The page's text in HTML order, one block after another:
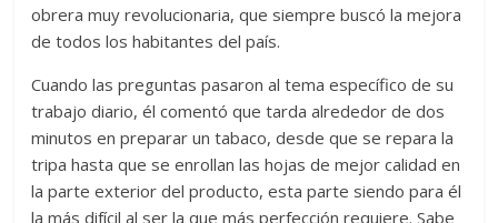
obrera muy revolucionaria, que siempre buscó la mejora
de todos los habitantes del país.
Cuando las preguntas pasaron al tema específico de su
trabajo diario, él comentó que tarda alrededor de dos
minutos en preparar un tabaco, desde que se repara la
tripa hasta que se enrollan las hojas de mejor calidad en
la parte exterior del producto, esta parte siendo para él
la más difícil al ser la que más perfección requiere. Sabe